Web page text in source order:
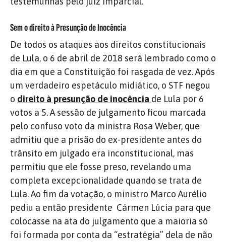
Sem o direito à Presunção de Inocência
De todos os ataques aos direitos constitucionais
de Lula, o 6 de abril de 2018 será lembrado como o
dia em que a Constituição foi rasgada de vez. Após
um verdadeiro espetáculo midiático, o STF negou
o direito à presunção de inocência de Lula por 6
votos a 5. A sessão de julgamento ficou marcada
pelo confuso voto da ministra Rosa Weber, que
admitiu que a prisão do ex-presidente antes do
trânsito em julgado era inconstitucional, mas
permitiu que ele fosse preso, revelando uma
completa excepcionalidade quando se trata de
Lula. Ao fim da votação, o ministro Marco Aurélio
pediu a então presidente Cármen Lúcia para que
colocasse na ata do julgamento que a maioria só
foi formada por conta da “estratégia” dela de não